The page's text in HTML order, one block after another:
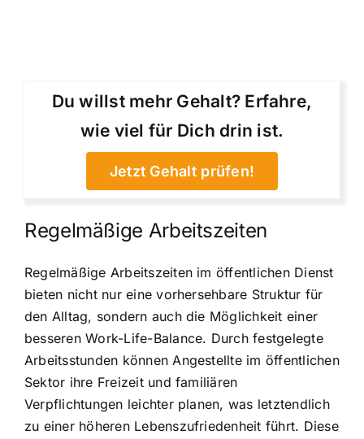
Du willst mehr Gehalt? Erfahre,
wie viel für Dich drin ist.
Jetzt Gehalt prüfen!
Regelmäßige Arbeitszeiten
Regelmäßige Arbeitszeiten im öffentlichen Dienst
bieten nicht nur eine vorhersehbare Struktur für
den Alltag, sondern auch die Möglichkeit einer
besseren Work-Life-Balance. Durch festgelegte
Arbeitsstunden können Angestellte im öffentlichen
Sektor ihre Freizeit und familiären
Verpflichtungen leichter planen, was letztendlich
zu einer höheren Lebenszufriedenheit führt. Diese